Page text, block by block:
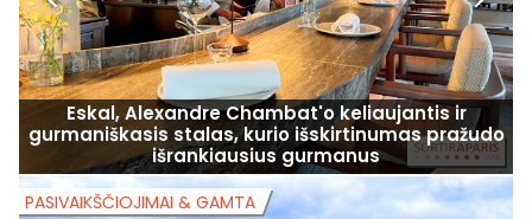
Eskal, Alexandre Chambat'o keliaujantis ir
gurmaniškasis stalas, kurio išskirtinumas pražudo
išrankiausius gurmanus
PASIVAIKŠČIOJIMAI & GAMTA